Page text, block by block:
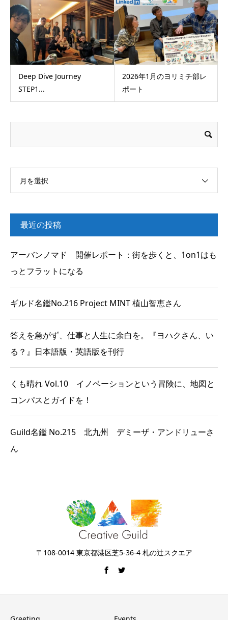
Deep Dive Journey
STEP1...
2026年1月のヨリミチ部レ
ポート
月を選択
最近の投稿
アーバンノマド 開催レポート：街を歩くと、1on1はも
っとフラットになる
ギルド名鑑No.216 Project MINT 植山智恵さん
答えを急がず、仕事と人生に余白を。『ヨハクさん、い
る？』日本語版・英語版を刊行
くも晴れ Vol.10 イノベーションという冒険に、地図と
コンパスとガイドを！
Guild名鑑 No.215 北九州 デミーザ・アンドリューさ
ん
〒108-0014 東京都港区芝5-36-4 札の辻スクエア